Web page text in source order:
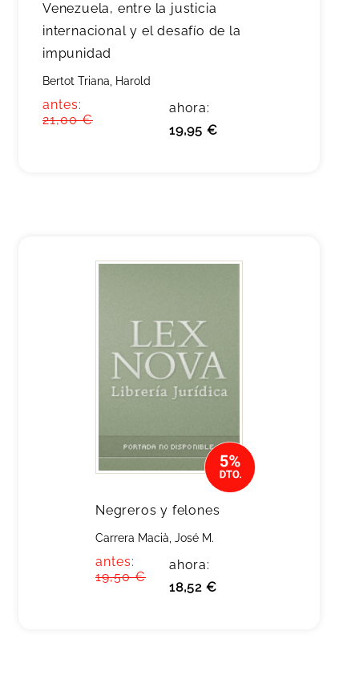
Venezuela, entre la justicia
internacional y el desafío de la
impunidad
Bertot Triana, Harold
antes:
21,00 €
ahora:
19,95 €
Negreros y felones
Carrera Macià, José M.
antes:
19,50 €
ahora:
18,52 €